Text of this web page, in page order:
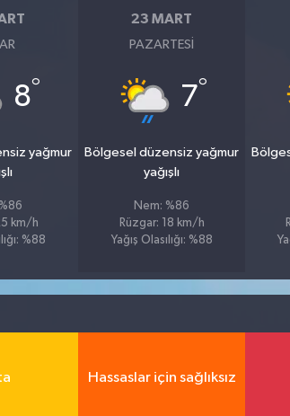
8°
yağmur
km/h
%88
23 MART
PAZARTESI
7°
Bölgesel düzensiz yağmur
yağışlı
Nem: %86
Rüzgar: 18 km/h
Yağış Olasılığı: %88
Hassaslar için sağlıksız